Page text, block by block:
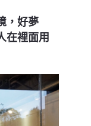
，好夢
在裡面用